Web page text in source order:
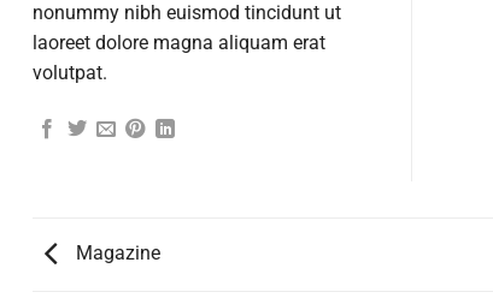
nonummy nibh euismod tincidunt ut
laoreet dolore magna aliquam erat
volutpat.
Magazine